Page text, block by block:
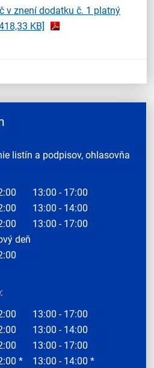
v znení dodatku č. 1 platný
KB]
listín a podpisov, ohlasovňa
13:00 - 17:00
13:00 - 14:00
13:00 - 17:00
deň
13:00 - 17:00
13:00 - 14:00
13:00 - 17:00
*
13:00 - 14:00 *